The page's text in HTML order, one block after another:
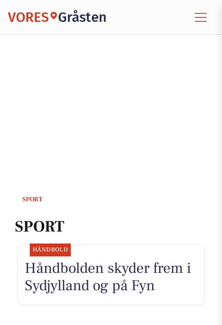
VORES Gråsten
SPORT
SPORT
HÅNDBOLD
Håndbolden skyder frem i
Sydjylland og på Fyn